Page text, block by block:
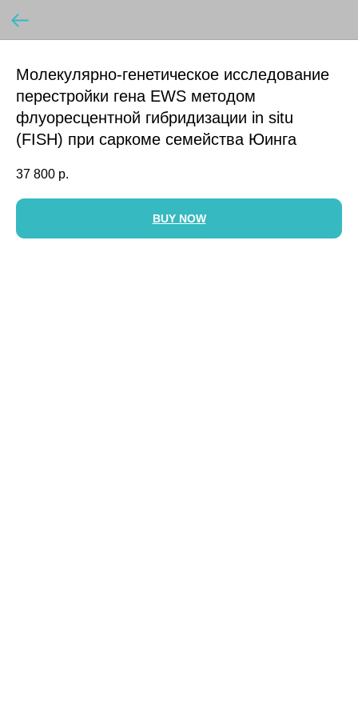
Молекулярно-генетическое исследование
перестройки гена EWS методом
флуоресцентной гибридизации in situ
(FISH) при саркоме семейства Юинга
37 800 р.
BUY NOW